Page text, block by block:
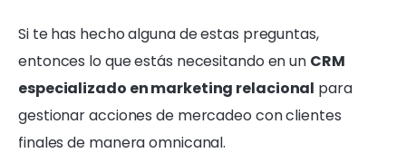
Si te has hecho alguna de estas preguntas,
entonces lo que estás necesitando en un CRM
especializado en marketing relacional para
gestionar acciones de mercadeo con clientes
finales de manera omnicanal.